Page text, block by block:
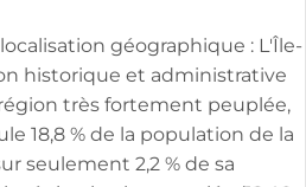
géographique : L'Île-
historique et administrative
très fortement peuplée,
18,8 % de la population de la
seulement 2,2 % de sa